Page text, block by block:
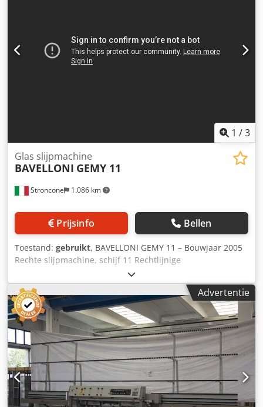
1 /3
Stroncone 1.086 km
Glas slijpmachine
BAVELLONI GEMY 11
Prijsinfo Bellen
Toestand: gebruikt, BAVELLONI GEMY 11 – Bouwjaar 2005
Rechte slijpmachine, schijf 11 Rechtlijnige
kantslijpmachine voor 11 wielen Minimale bewerkbare
afmeting: 35 x 35 mm Chsdpfozq Afzsx Aqpoa Dikte: van 3
tot 40 mm Vermogen: 22 kW Snelheid: van 0,5 tot 5 m/min
Totale bewerkte lengte: 459.788 meter
Advertentie